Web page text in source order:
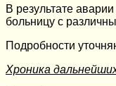
В результате
больницу с
Подробности
Хроника